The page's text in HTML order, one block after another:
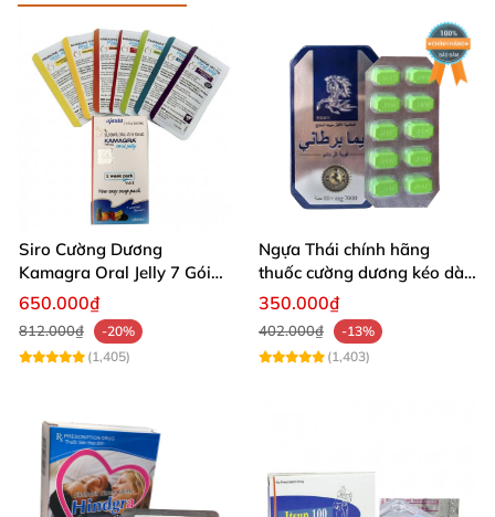
Siro Cường Dương
Kamagra Oral Jelly 7 Gói
Hương Trái Cây Tăng
Cường Sinh Lực Nam
650.000₫
812.000₫
-20%
(1,405)
Ngựa Thái chính hãng
thuốc cường dương kéo dài
thời gian cho Nam hộp 10
350.000₫
402.000₫
-13%
(1,403)